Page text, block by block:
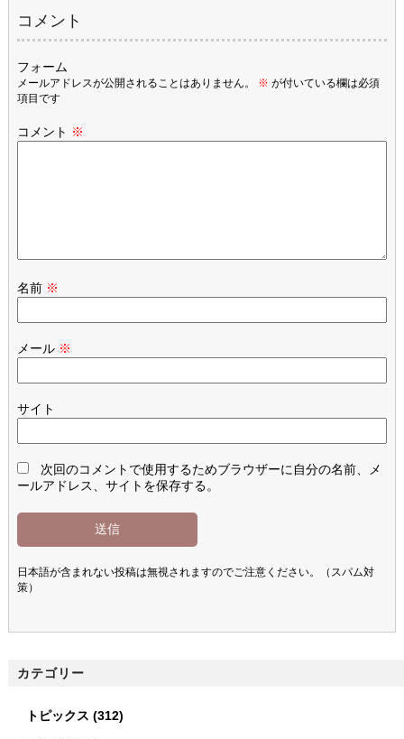
コメント
フォーム
メールアドレスが公開されることはありません。 ※ が付いている欄は必須
項目です
コメント ※
名前 ※
メール ※
サイト
次回のコメントで使用するためブラウザーに自分の名前、メ
ールアドレス、サイトを保存する。
日本語が含まれない投稿は無視されますのでご注意ください。（スパム対
策）
カテゴリー
トピックス (312)